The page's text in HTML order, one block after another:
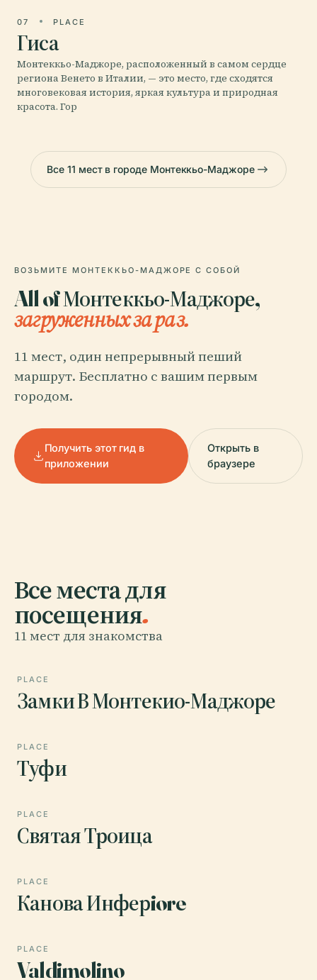
07 PLACE
Гиса
Монтеккьо-Маджоре, расположенный в самом сердце
региона Венето в Италии, — это место, где сходятся
многовековая история, яркая культура и природная
красота. Гор
Все 11 мест в городе Монтеккьо-Маджоре
ВОЗЬМИТЕ МОНТЕККЬО-МАДЖОРЕ С СОБОЙ
All of Монтеккьо-Маджоре,
загруженных за раз.
11 мест, один непрерывный пеший
маршрут. Бесплатно с вашим первым
городом.
Получить этот гид в
приложении
Открыть в
браузере
Все места для
посещения.
11 мест для знакомства
PLACE
Замки В Монтекио-Маджоре
PLACE
Туфи
PLACE
Святая Троица
PLACE
Канова Инферiore
PLACE
Valdimolino